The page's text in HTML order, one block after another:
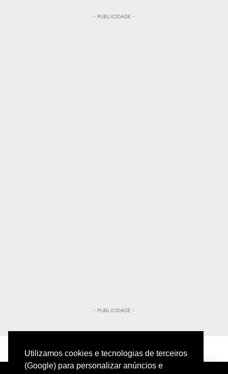
Utilizamos cookies e tecnologias de terceiros
(Google) para personalizar anúncios e
- PUBLICIDADE -
- PUBLICIDADE -